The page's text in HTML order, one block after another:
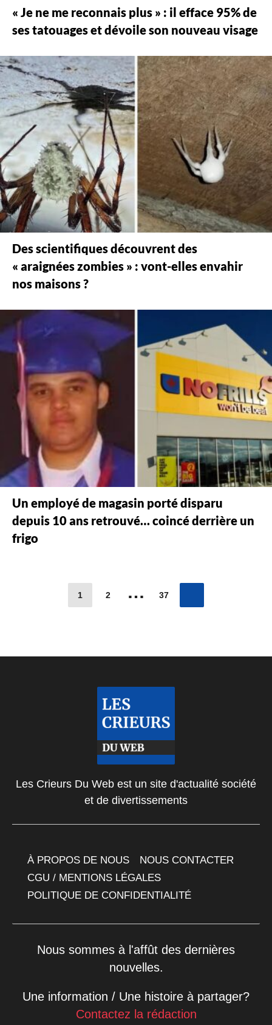
« Je ne me reconnais plus » : il efface 95% de
ses tatouages et dévoile son nouveau visage
Des scientifiques découvrent des
« araignées zombies » : vont-elles envahir
nos maisons ?
Un employé de magasin porté disparu
depuis 10 ans retrouvé… coincé derrière un
frigo
1 2 … 37
Les Crieurs Du Web est un site d'actualité société
et de divertissements
À PROPOS DE NOUS
NOUS CONTACTER
CGU / MENTIONS LÉGALES
POLITIQUE DE CONFIDENTIALITÉ
Nous sommes à l'affût des dernières
nouvelles.
Une information / Une histoire à partager?
Contactez la rédaction